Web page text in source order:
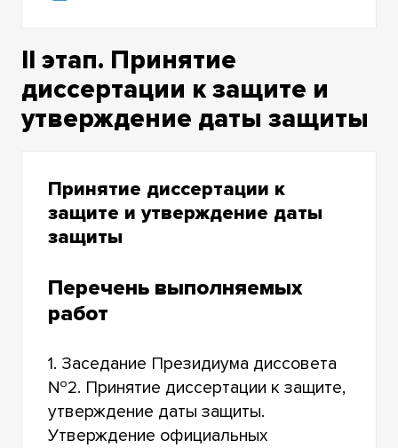
II этап. Принятие
диссертации к защите и
утверждение даты защиты
Принятие диссертации к
защите и утверждение даты
защиты
Перечень выполняемых
работ
1. Заседание Президиума диссовета
№2. Принятие диссертации к защите,
утверждение даты защиты.
Утверждение официальных